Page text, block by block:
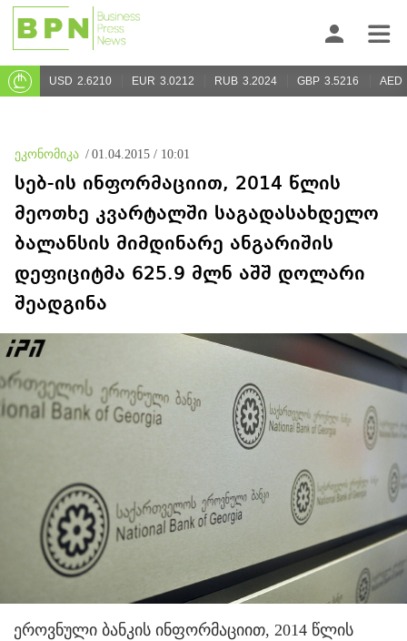
USD 2.6210 EUR 3.0212 RUB 3.2024 GBP 3.5216 AED
ეკონომიკა / 01.04.2015 / 10:01
სებ-ის ინფორმაციით, 2014 წლის
მეოთხე კვარტალში საგადასახდელო
ბალანსის მიმდინარე ანგარიშის
დეფიციტმა 625.9 მლნ აშშ დოლარი
შეადგინა
ეროვნული ბანკის ინფორმაციით, 2014 წლის